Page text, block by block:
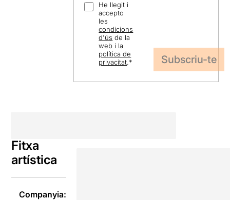
He llegit i
accepto
les
condicions
d'ús de la
web i la
política de
privacitat.*
Fitxa
artística
Companyia: